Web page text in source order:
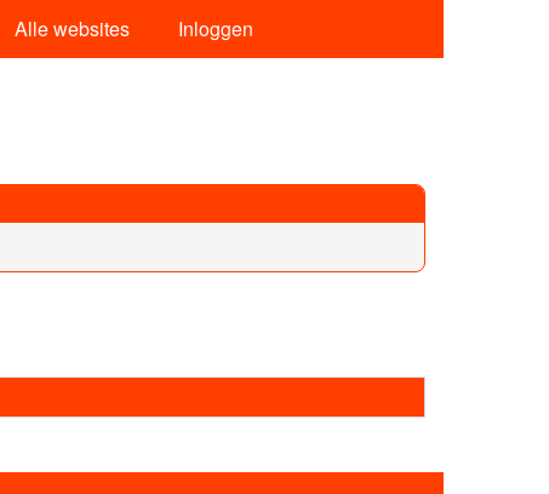
Alle websites Inloggen